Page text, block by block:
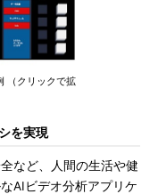
（クリックで拡
を実現
など、人間の生活や健
AIビデオ分析アプリケ